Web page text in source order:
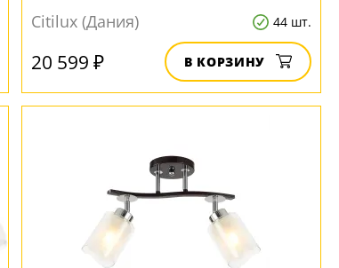
Citilux (Дания)
44 шт.
20 599 ₽ В КОРЗИНУ